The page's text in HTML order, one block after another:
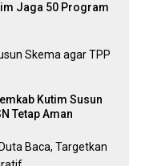
Jaga 50 Program
Kutim Susun
Tetap Aman